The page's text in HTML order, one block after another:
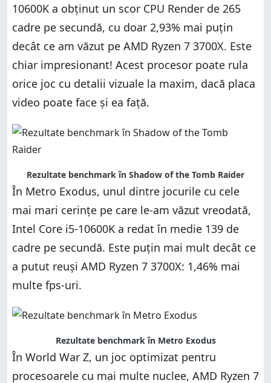
10600K a obținut un scor CPU Render de 265
cadre pe secundă, cu doar 2,93% mai puțin
decât ce am văzut pe AMD Ryzen 7 3700X. Este
chiar impresionant! Acest procesor poate rula
orice joc cu detalii vizuale la maxim, dacă placa
video poate face și ea față.
Rezultate benchmark în Shadow of the Tomb Raider
În Metro Exodus, unul dintre jocurile cu cele
mai mari cerințe pe care le-am văzut vreodată,
Intel Core i5-10600K a redat în medie 139 de
cadre pe secundă. Este puțin mai mult decât ce
a putut reuși AMD Ryzen 7 3700X: 1,46% mai
multe fps-uri.
Rezultate benchmark în Metro Exodus
În World War Z, un joc optimizat pentru
procesoarele cu mai multe nuclee, AMD Ryzen 7